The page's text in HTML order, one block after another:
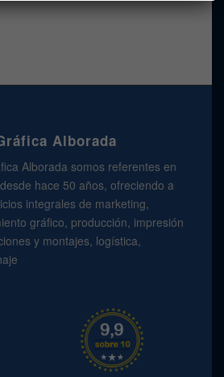
Alborada
Alborada somos referentes en
hace 50 años, ofreciendo a
integrales de marketing,
gráfico, producción, impresión
y montajes, logística,